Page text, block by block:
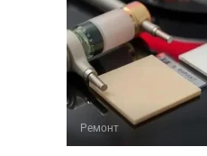
Ремонт